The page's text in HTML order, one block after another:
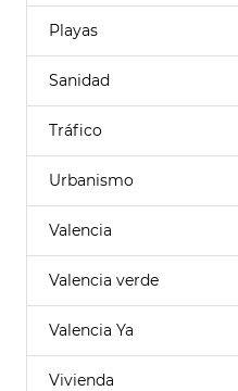
Playas
Sanidad
Tráfico
Urbanismo
Valencia
Valencia verde
Valencia Ya
Vivienda